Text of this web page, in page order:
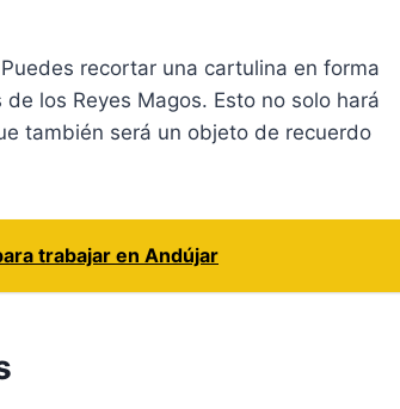
recortar una cartulina en forma
los Reyes Magos. Esto no solo hará
también será un objeto de recuerdo
trabajar en Andújar